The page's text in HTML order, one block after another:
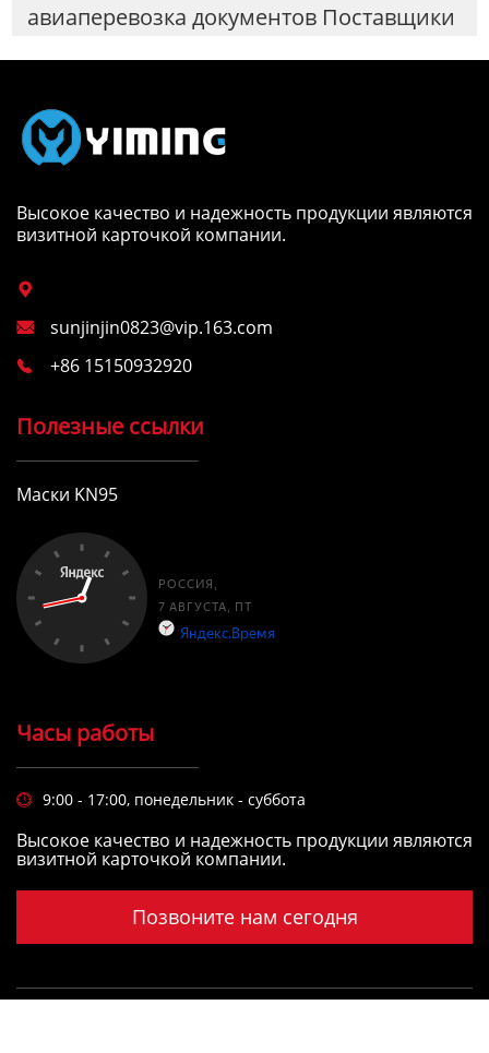
авиаперевозка документов Поставщики
Высокое качество и надежность продукции являются
визитной карточкой компании.

 sunjinjin0823@vip.163.com
 +86 15150932920
Полезные ссылки
Маски KN95
Часы работы
 9:00 - 17:00, понедельник - суббота
Высокое качество и надежность продукции являются
визитной карточкой компании.
Позвоните нам сегодня